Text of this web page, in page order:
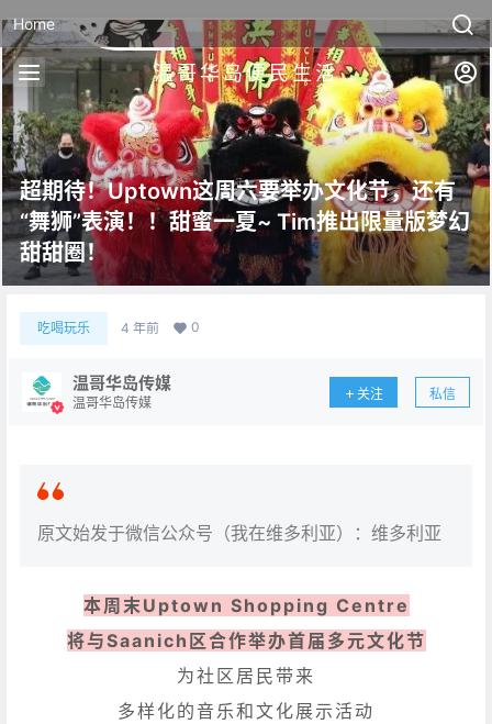
Home
温哥华岛便民生活
超期待！Uptown这周六要举办文化节，还有
“舞狮”表演！！甜蜜一夏~ Tim推出限量版梦幻
甜甜圈！
吃喝玩乐 4 年前 0
温哥华岛传媒
温哥华岛传媒
关注 私信
原文始发于微信公众号（我在维多利亚）：维多利亚
本周末Uptown Shopping Centre
将与Saanich区合作举办首届多元文化节
为社区居民带来
多样化的音乐和文化展示活动